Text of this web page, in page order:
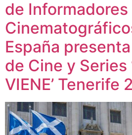
de Informadores
España
de Cine y Series
VIENE’ Tenerife